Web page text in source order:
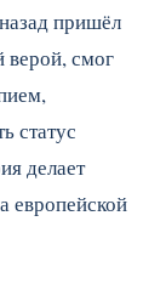
пришёл
верой, смог
статус
делает
европейской